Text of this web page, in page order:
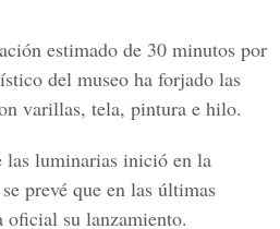
estimado de 30 minutos por
del museo ha forjado las
varillas, tela, pintura e hilo.
las luminarias inició en la
prevé que en las últimas
oficial su lanzamiento.